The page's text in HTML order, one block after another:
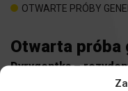
OTWARTE PRÓBY
Otwarta próba
Dyrygentka –